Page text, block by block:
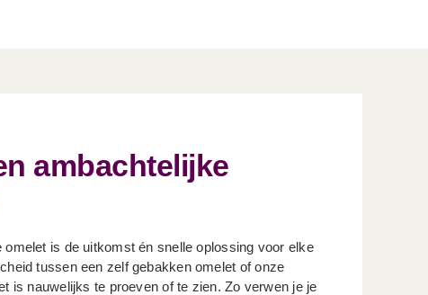
ambachtelijke
omelet is de uitkomst én snelle oplossing voor elke
tussen een zelf gebakken omelet of onze
is nauwelijks te proeven of te zien. Zo verwen je je